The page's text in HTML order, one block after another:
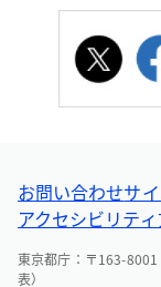
お問い合わせサ
アクセシビリテ
東京都庁：〒163-
表）